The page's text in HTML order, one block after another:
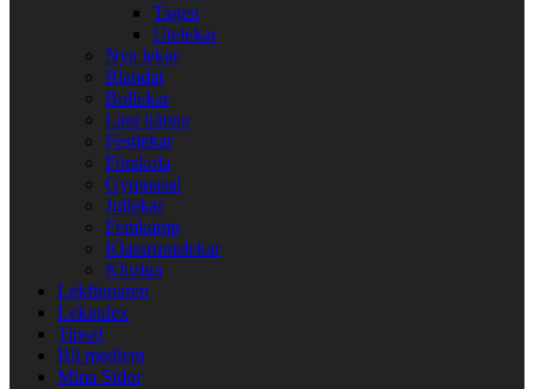
Tagen
Utelekar
Nya lekar
Blandat
Bollekar
Lära känna
Festlekar
Förskola
Gympasal
Jullekar
Femkamp
Klassrumslekar
Kluriga
Lekfinnaren
Lekindex
Tipsa!
Bli medlem
Mina Sidor